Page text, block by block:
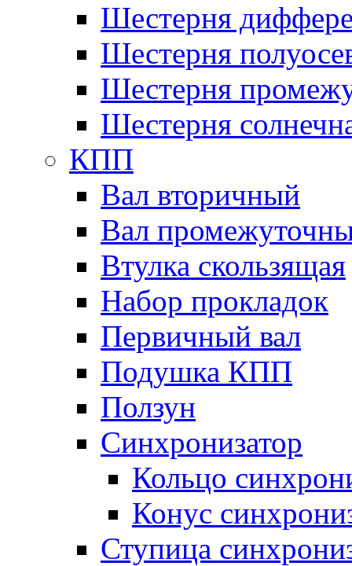
Шестерня
Шестерня
Шестерня
Шестерня
КПП
Вал вторичный
Вал
Втулка скользящая
Набор прокладок
Первичный вал
Подушка КПП
Ползун
Синхронизатор
Кольцо
Конус
Ступица